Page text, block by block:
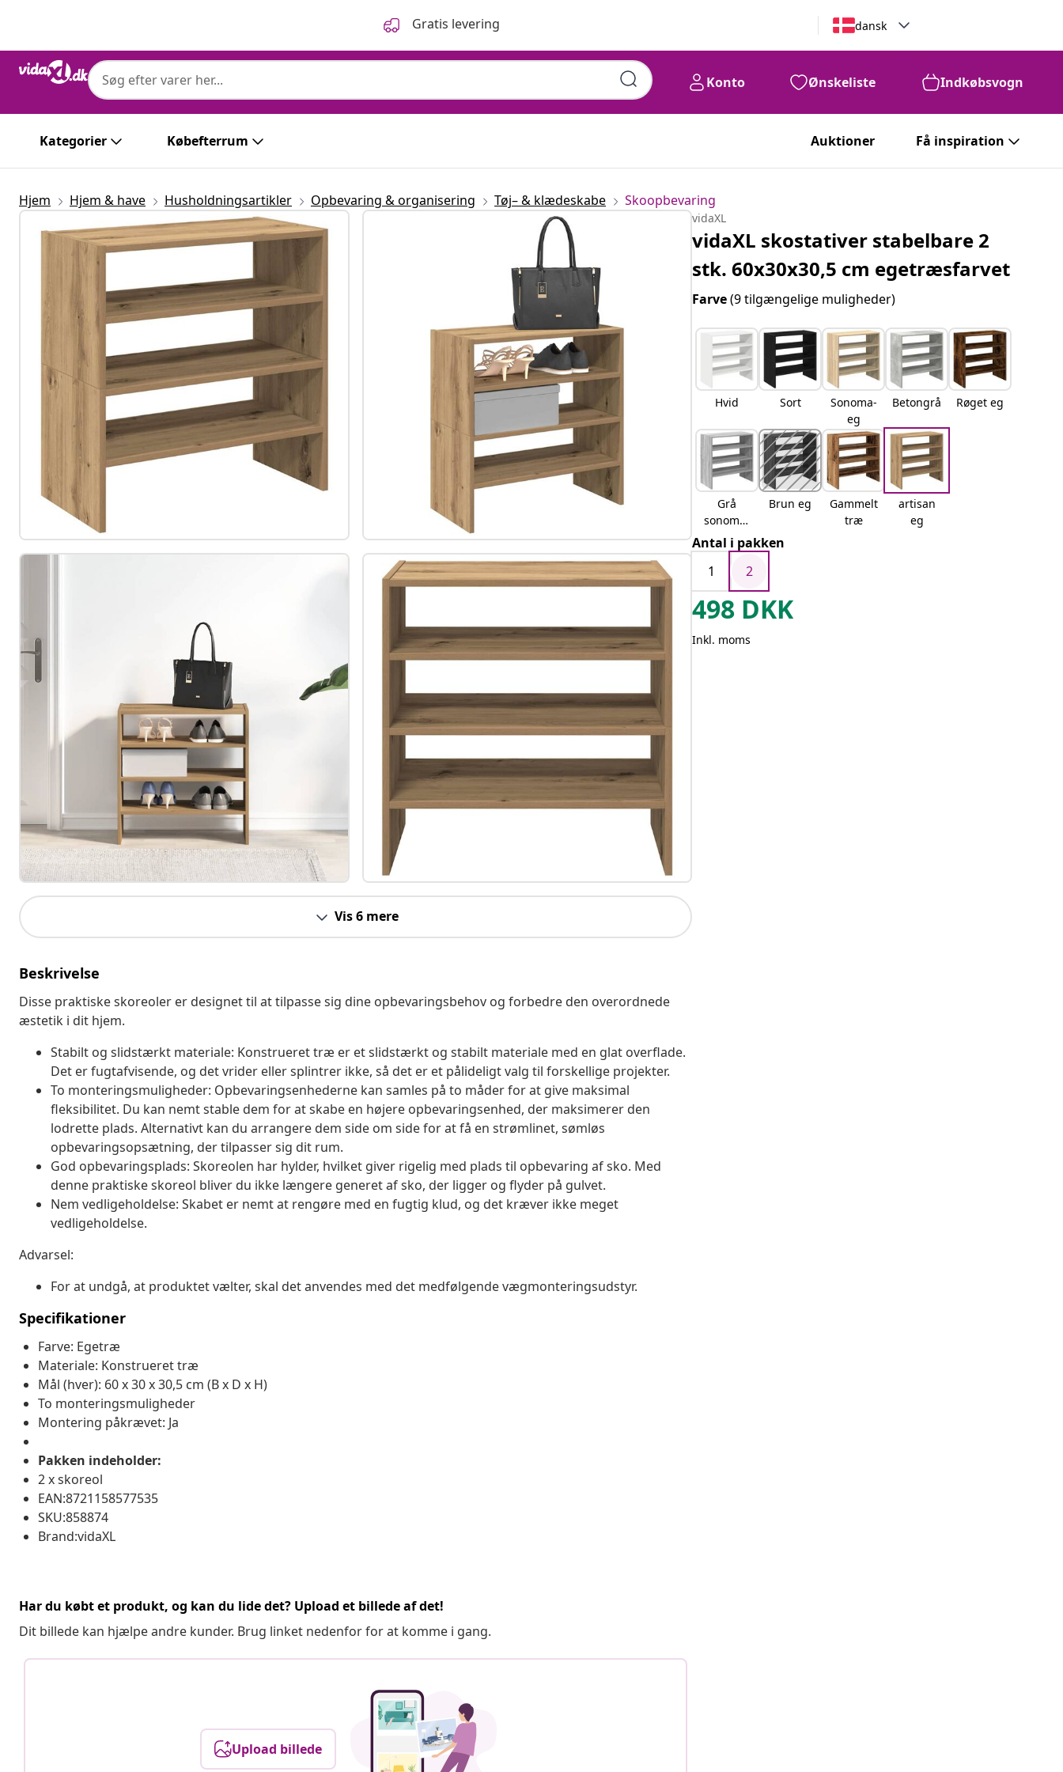
Gratis levering dansk
Konto Ønskeliste Indkøbsvogn
Kategorier Købefterrum Auktioner Få inspiration
Hjem Hjem & have Husholdningsartikler Opbevaring & organisering Tøj– & klædeskabe Skoopbevaring
Vis 6 mere
Beskrivelse
Disse praktiske skoreoler er designet til at tilpasse sig dine opbevaringsbehov og forbedre den overordnede
æstetik i dit hjem.
Stabilt og slidstærkt materiale: Konstrueret træ er et slidstærkt og stabilt materiale med en glat overflade.
Det er fugtafvisende, og det vrider eller splintrer ikke, så det er et pålideligt valg til forskellige projekter.
To monteringsmuligheder: Opbevaringsenhederne kan samles på to måder for at give maksimal
fleksibilitet. Du kan nemt stable dem for at skabe en højere opbevaringsenhed, der maksimerer den
lodrette plads. Alternativt kan du arrangere dem side om side for at få en strømlinet, sømløs
opbevaringsopsætning, der tilpasser sig dit rum.
God opbevaringsplads: Skoreolen har hylder, hvilket giver rigelig med plads til opbevaring af sko. Med
denne praktiske skoreol bliver du ikke længere generet af sko, der ligger og flyder på gulvet.
Nem vedligeholdelse: Skabet er nemt at rengøre med en fugtig klud, og det kræver ikke meget
vedligeholdelse.
Advarsel:
For at undgå, at produktet vælter, skal det anvendes med det medfølgende vægmonteringsudstyr.
Specifikationer
Farve: Egetræ
Materiale: Konstrueret træ
Mål (hver): 60 x 30 x 30,5 cm (B x D x H)
To monteringsmuligheder
Montering påkrævet: Ja
Pakken indeholder:
2 x skoreol
EAN:8721158577535
SKU:858874
Brand:vidaXL
Har du købt et produkt, og kan du lide det? Upload et billede af det!
Dit billede kan hjælpe andre kunder. Brug linket nedenfor for at komme i gang.
Upload billede
vidaXL
vidaXL skostativer stabelbare 2
stk. 60x30x30,5 cm egetræsfarvet
Farve(9 tilgængelige muligheder)
Hvid Sort
Sonoma-
eg
Betongrå Røget eg
Grå
sonoma-
eg
Brun eg
Gammelt
træ
artisan
eg
Antal i pakken
1
2
498 DKK
Inkl. moms